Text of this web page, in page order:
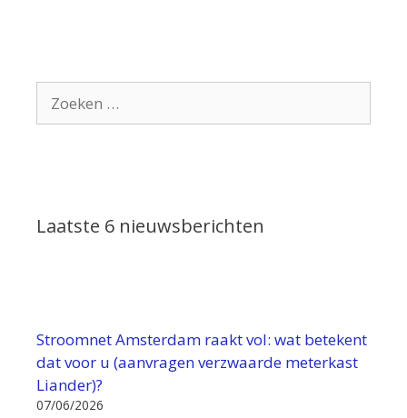
naar:
Laatste 6 nieuwsberichten
Stroomnet Amsterdam raakt vol: wat betekent
dat voor u (aanvragen verzwaarde meterkast
Liander)?
07/06/2026